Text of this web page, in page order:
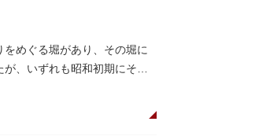
めぐる堀があり、その堀に
、いずれも昭和初期にその